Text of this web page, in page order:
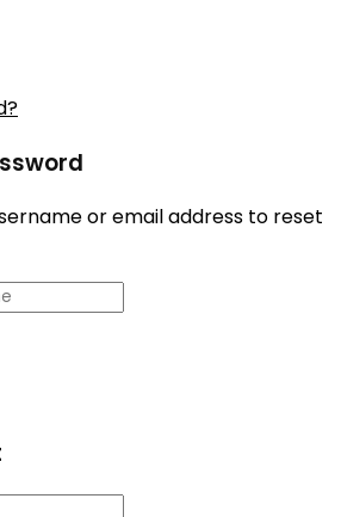
or email address to reset